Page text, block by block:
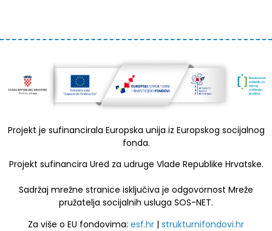
Projekt je sufinancirala Europska unija iz Europskog socijalnog
fonda.
Projekt sufinancira Ured za udruge Vlade Republike Hrvatske.
Sadržaj mrežne stranice isključiva je odgovornost Mreže
pružatelja socijalnih usluga SOS-NET.
Za više o EU fondovima: esf.hr | strukturnifondovi.hr